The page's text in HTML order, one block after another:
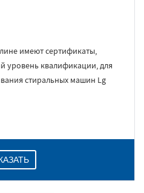
имеют сертификаты,
уровень квалификации, для
стиральных машин Lg